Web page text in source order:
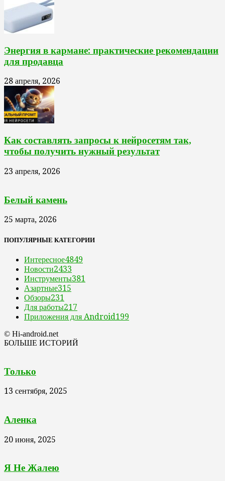
Энергия в кармане: практические рекомендации
для продавца
28 апреля, 2026
Как составлять запросы к нейросетям так,
чтобы получить нужный результат
23 апреля, 2026
Белый камень
25 марта, 2026
ПОПУЛЯРНЫЕ КАТЕГОРИИ
Интересное4849
Новости2433
Инструменты381
Азартные315
Обзоры231
Для работы217
Приложения для Android199
© Hi-android.net
БОЛЬШЕ ИСТОРИЙ
Только
13 сентября, 2025
Аленка
20 июня, 2025
Я Не Жалею